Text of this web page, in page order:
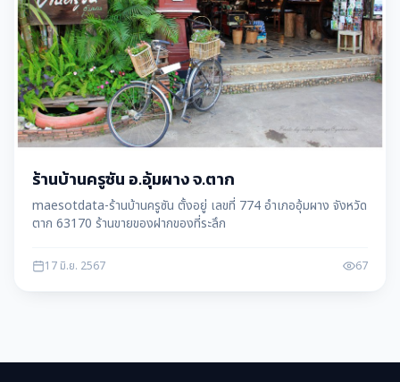
ร้านบ้านครูซัน อ.อุ้มผาง จ.ตาก
maesotdata-ร้านบ้านครูซัน ตั้งอยู่ เลขที่ 774 อำเภออุ้มผาง จังหวัด
ตาก 63170 ร้านขายของฝากของที่ระลึก
17 มิ.ย. 2567 67